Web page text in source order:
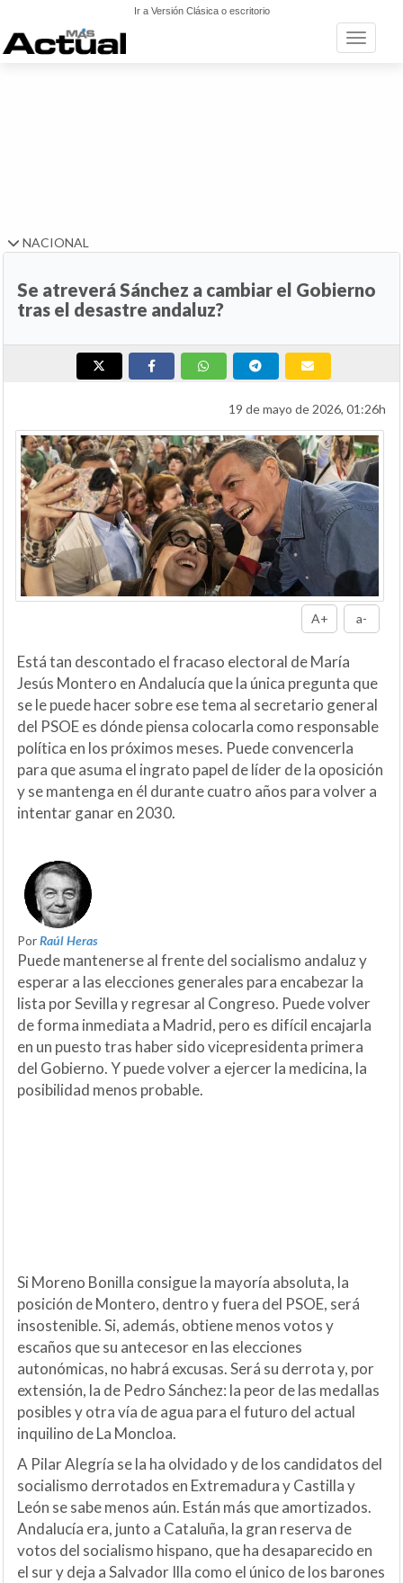
Ir a Versión Clásica o escritorio
Toggle
NACIONAL
Se atreverá Sánchez a cambiar el Gobierno
tras el desastre andaluz?
19 de mayo de 2026, 01:26h
A+ a-
Está tan descontado el fracaso electoral de María
Jesús Montero en Andalucía que la única pregunta que
se le puede hacer sobre ese tema al secretario general
del PSOE es dónde piensa colocarla como responsable
política en los próximos meses. Puede convencerla
para que asuma el ingrato papel de líder de la oposición
y se mantenga en él durante cuatro años para volver a
intentar ganar en 2030.
PorRaúl Heras
Puede mantenerse al frente del socialismo andaluz y
esperar a las elecciones generales para encabezar la
lista por Sevilla y regresar al Congreso. Puede volver
de forma inmediata a Madrid, pero es difícil encajarla
en un puesto tras haber sido vicepresidenta primera
del Gobierno. Y puede volver a ejercer la medicina, la
posibilidad menos probable.
Si Moreno Bonilla consigue la mayoría absoluta, la
posición de Montero, dentro y fuera del PSOE, será
insostenible. Si, además, obtiene menos votos y
escaños que su antecesor en las elecciones
autonómicas, no habrá excusas. Será su derrota y, por
extensión, la de Pedro Sánchez: la peor de las medallas
posibles y otra vía de agua para el futuro del actual
inquilino de La Moncloa.
A Pilar Alegría se la ha olvidado y de los candidatos del
socialismo derrotados en Extremadura y Castilla y
León se sabe menos aún. Están más que amortizados.
Andalucía era, junto a Cataluña, la gran reserva de
votos del socialismo hispano, que ha desaparecido en
el sur y deja a Salvador Illa como el único de los barones